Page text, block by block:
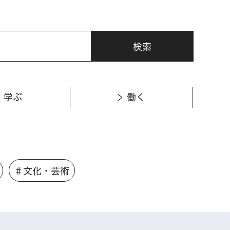
学ぶ 働く
＃文化・芸術